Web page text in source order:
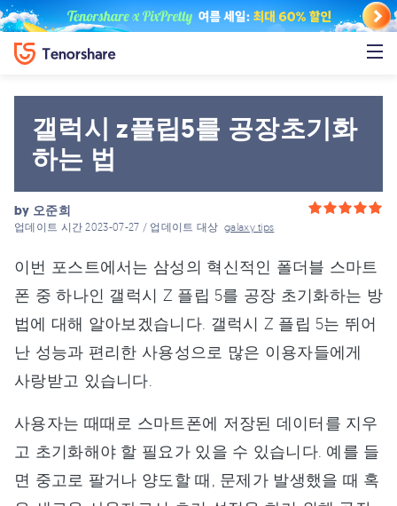
갤럭시 z플립5를 공장초기화
하는 법
by 오준희
업데이트 시간 2023-07-27 / 업데이트 대상galaxy tips
이번 포스트에서는 삼성의 혁신적인 폴더블 스마트
폰 중 하나인 갤럭시 Z 플립 5를 공장 초기화하는 방
법에 대해 알아보겠습니다. 갤럭시 Z 플립 5는 뛰어
난 성능과 편리한 사용성으로 많은 이용자들에게
사랑받고 있습니다.
사용자는 때때로 스마트폰에 저장된 데이터를 지우
고 초기화해야 할 필요가 있을 수 있습니다. 예를 들
면 중고로 팔거나 양도할 때, 문제가 발생했을 때 혹